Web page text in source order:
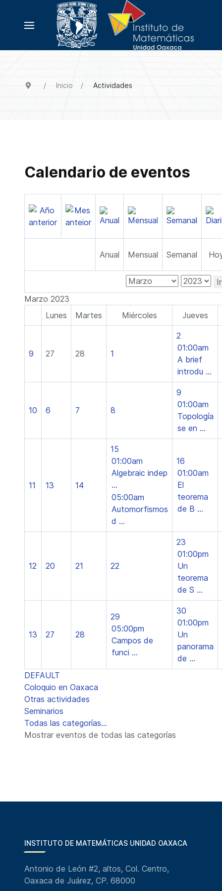
Inicio Actividades
Calendario de eventos
Anual Mensual Semanal
Marzo 2023
Lunes
Martes Miércoles Jueves
9 27 28 1
2
01:00am
A brief
introdu ...
10 6 7 8
9
01:00am
Topología
se en ...
11 13 14
15
01:00am
Algebraic indep
...
05:00am
Automorfismos
d ...
16
01:00am
El
teorema
de B ...
12 20 21 22
23
01:00pm
Un
teorema
de S ...
13 27 28
29
05:00pm
Campos de
funci ...
30
01:00pm
Un
panorama
de ...
DEFAULT
Coloquio en Oaxaca
Otras actividades
Seminarios
Todas las categorías...
Mostrar eventos de todas las categorías
INSTITUTO DE MATEMÁTICAS UNIDAD OAXACA
Antonio de León #2, altos, Col. Centro,
Oaxaca de Juárez, CP. 68000